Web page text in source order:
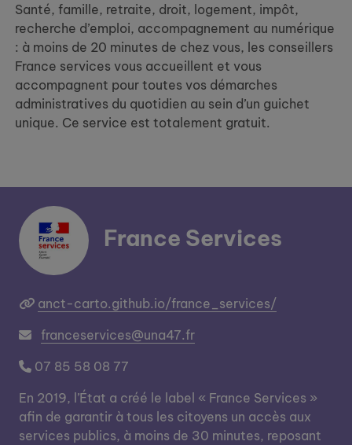
Santé, famille, retraite, droit, logement, impôt,
recherche d’emploi, accompagnement au numérique
: à moins de 20 minutes de chez vous, les conseillers
France services vous accueillent et vous
accompagnent pour toutes vos démarches
administratives du quotidien au sein d’un guichet
unique. Ce service est totalement gratuit.
France Services
anct-carto.github.io/france_services/
franceservices@una47.fr
07 85 58 08 77
En 2019, l’État a créé le label « France Services »
afin de garantir à tous les citoyens un accès aux
services publics, à moins de 30 minutes, reposant